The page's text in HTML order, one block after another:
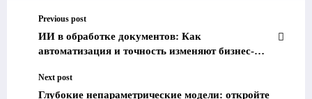
Previous post
ИИ в обработке документов: Как
автоматизация и точность изменяют бизнес-
Next post
Глубокие непараметрические модели: откройте